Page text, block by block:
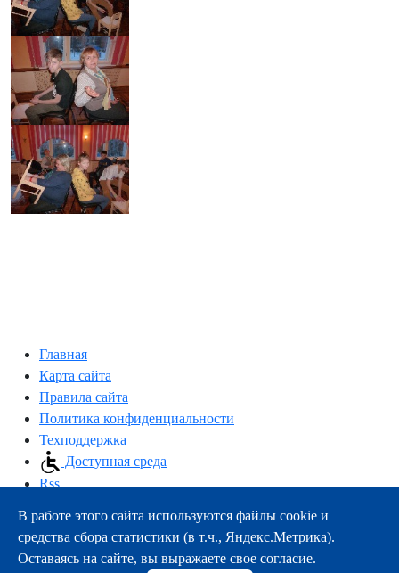
Главная
Карта сайта
Правила сайта
Политика конфиденциальности
Техподдержка
Доступная среда
Rss
163000, г.Архангельск, пр-т Троицкий, 51
тел.:+7 (8182) 21-11-63
e-mail:info@nsmu.ru
В работе этого сайта используются файлы cookie и
средства сбора статистики (в т.ч., Яндекс.Метрика).
Оставаясь на сайте, вы выражаете свое согласие.